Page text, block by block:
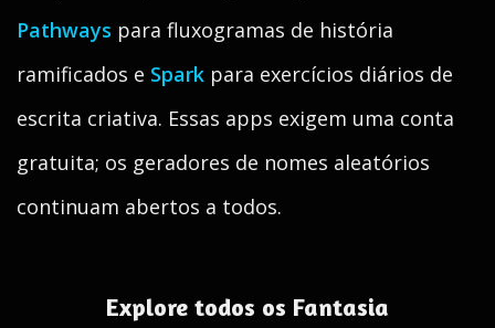
Pathways para fluxogramas de história
ramificados e Spark para exercícios diários de
escrita criativa. Essas apps exigem uma conta
gratuita; os geradores de nomes aleatórios
continuam abertos a todos.
Explore todos os Fantasia